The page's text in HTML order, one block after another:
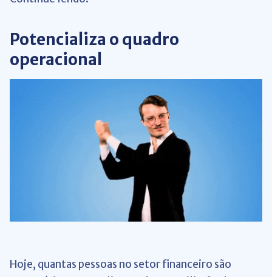
Potencializa o quadro
operacional
Hoje, quantas pessoas no setor financeiro são